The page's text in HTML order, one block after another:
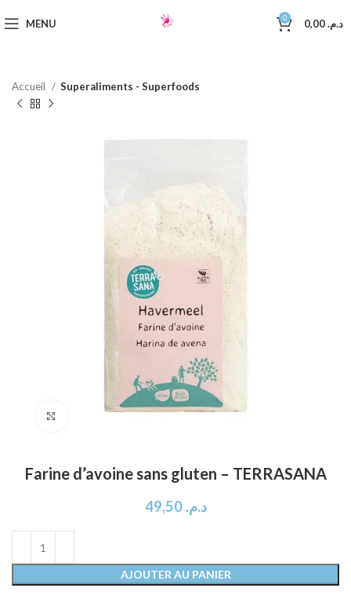
MENU 0 د.م.
Accueil Superaliments - Superfoods
Click to enlarge
Farine d’avoine sans gluten – TERRASANA
د.م. 49,50
AJOUTER AU PANIER